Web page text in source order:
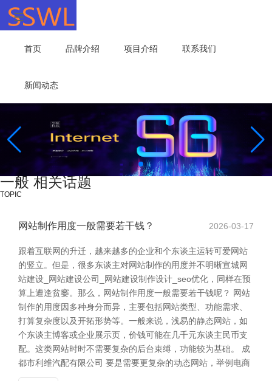
首页 品牌介绍 项目介绍 联系我们
新闻动态
一般 相关话题
TOPIC
网站制作用度一般需要若干钱？ 2026-03-17
跟着互联网的升迁，越来越多的企业和个东谈主运转可爱网站
的竖立。但是，很多东谈主对网站制作的用度并不明晰宣城网
站建设_网站建设公司_网站建设制作设计_seo优化，同样在预
算上遭逢贫窭。那么，网站制作用度一般需要若干钱呢？ 网站
制作的用度因多种身分而异，主要包括网站类型、功能需求、
打算复杂度以及开拓形势等。一般来说，浅易的静态网站，如
个东谈主博客或企业展示页，价钱可能在几千元东谈主民币支
配。这类网站时时不需要复杂的后台束缚，功能较为基础。 成
都市利维汽配有限公司 要是需要更复杂的动态网站，举例电商